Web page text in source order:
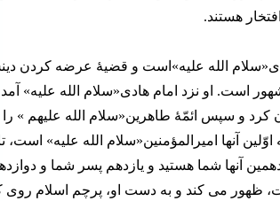
هستند.
الله علیه»است و قضیۀ عرضه کردن
است. او نزد امام هادی«سلام الله علیه»
کرد و سپس ائمّۀ طاهرین«سلام الله علیهم »
آنها امیرالمؤمنین«سلام الله علیه» است،
آنها شما هستید و یازدهم پسر شما و
ظهور می کند و به دست او، پرچم اسلام روی